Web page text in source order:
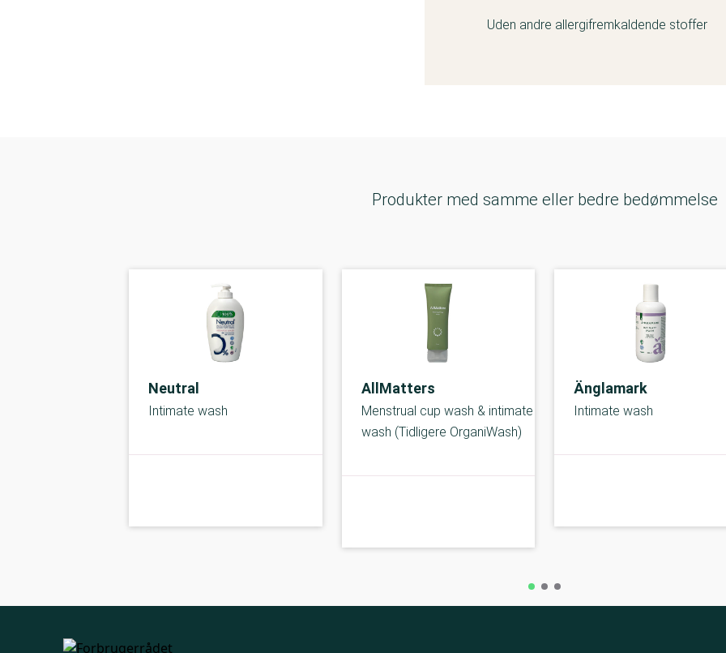
Uden andre allergifremkaldende stoffer
Produkter med samme eller bedre bedømmelse
Neutral
Intimate wash
AllMatters
Menstrual cup wash & intimate
wash (Tidligere OrganiWash)
Änglamark
Intimate wash